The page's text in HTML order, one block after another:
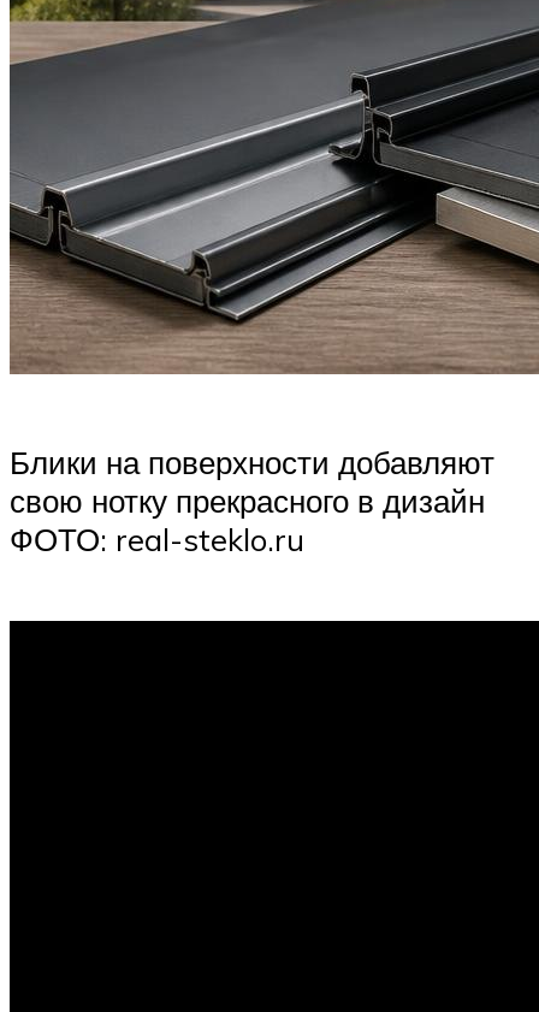
Блики на поверхности добавляют
свою нотку прекрасного в дизайн
ФОТО: real-steklo.ru